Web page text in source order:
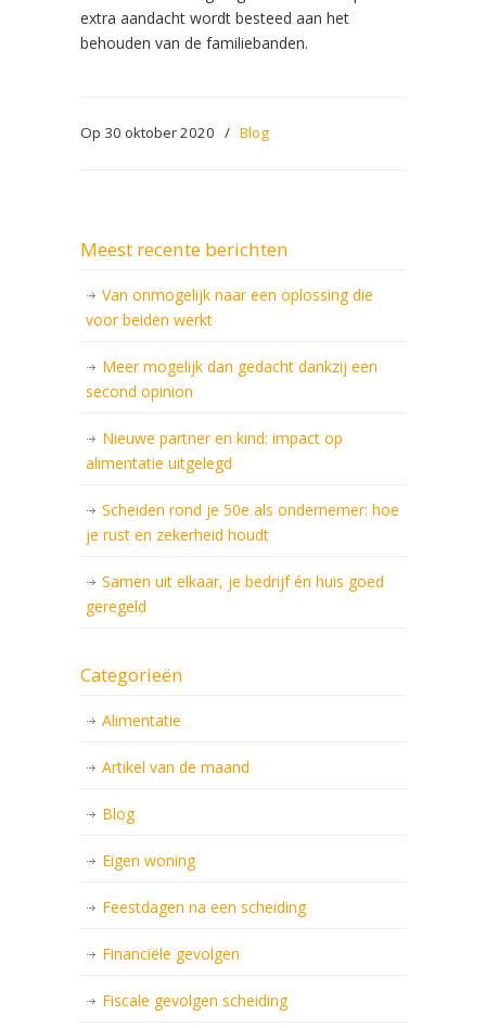
extra aandacht wordt besteed aan het
behouden van de familiebanden.
Op 30 oktober 2020 / Blog
Meest recente berichten
Van onmogelijk naar een oplossing die
voor beiden werkt
Meer mogelijk dan gedacht dankzij een
second opinion
Nieuwe partner en kind: impact op
alimentatie uitgelegd
Scheiden rond je 50e als ondernemer: hoe
je rust en zekerheid houdt
Samen uit elkaar, je bedrijf én huis goed
geregeld
Categorieën
Alimentatie
Artikel van de maand
Blog
Eigen woning
Feestdagen na een scheiding
Financiële gevolgen
Fiscale gevolgen scheiding